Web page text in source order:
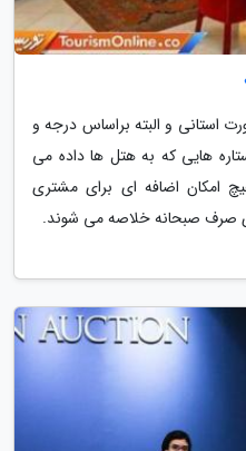
استانی و البته براساس درجه و
هایی که به هتل ها داده می
امکان اضافه ای برای مشتری
صرف صبحانه خلاصه می شوند.